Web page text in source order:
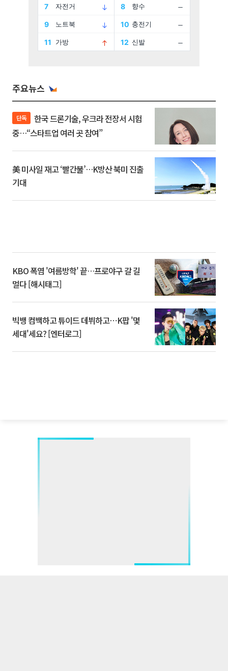
주요뉴스
단독
중…“스타트업 여러 곳 참여”
美 미사일 재고 ‘빨간불’…K방산 북미 진출
기대
KBO 폭염 '여름방학' 끝…프로야구 갈 길
멀다 [해시태그]
빅뱅 컴백하고 튜이드 데뷔하고⋯K팝 '몇
세대'세요? [엔터로그]